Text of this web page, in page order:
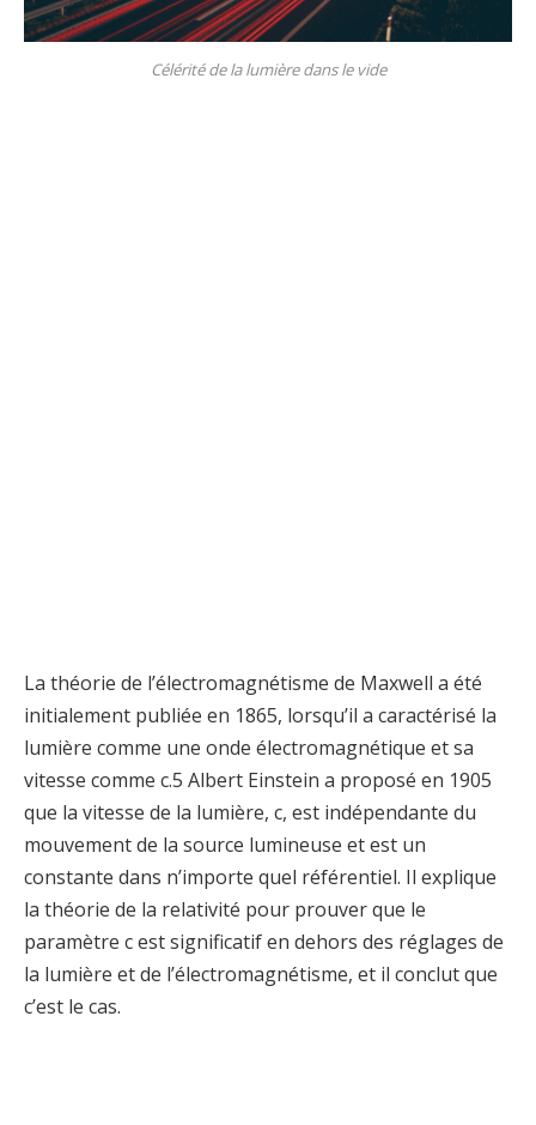
Célérité de la lumière dans le vide
La théorie de l’électromagnétisme de Maxwell a été
initialement publiée en 1865, lorsqu’il a caractérisé la
lumière comme une onde électromagnétique et sa
vitesse comme c.5 Albert Einstein a proposé en 1905
que la vitesse de la lumière, c, est indépendante du
mouvement de la source lumineuse et est un
constante dans n’importe quel référentiel. Il explique
la théorie de la relativité pour prouver que le
paramètre c est significatif en dehors des réglages de
la lumière et de l’électromagnétisme, et il conclut que
c’est le cas.